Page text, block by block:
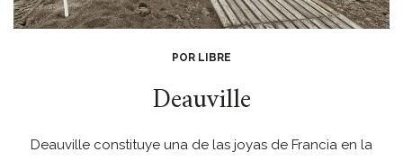
POR LIBRE
Deauville
Deauville constituye una de las joyas de Francia en la